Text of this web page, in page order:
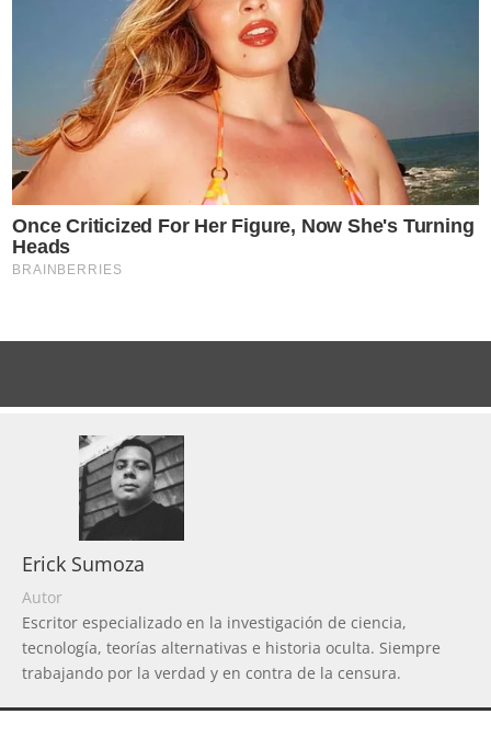
Erick Sumoza
Autor
Escritor especializado en la investigación de ciencia,
tecnología, teorías alternativas e historia oculta. Siempre
trabajando por la verdad y en contra de la censura.